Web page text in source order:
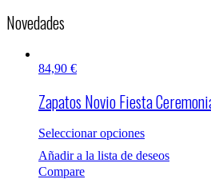
Novedades
84,90 €
Zapatos Novio Fiesta
Seleccionar opciones
Añadir a la lista de deseos
Compare